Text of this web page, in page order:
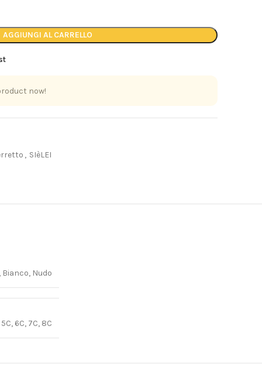
AGGIUNGI AL CARRELLO
now!
, SIèLEI
Bianco, Nudo
6C, 7C, 8C